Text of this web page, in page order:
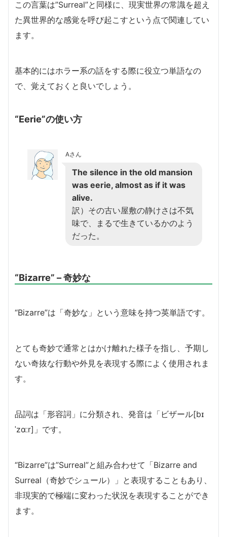
この言葉は”Surreal”と同様に、現実世界の常識を超え
た異世界的な感覚を呼び起こすという点で関連してい
ます。
基本的にはホラー系の話をする際に役立つ単語なの
で、覚えておくと良いでしょう。
“Eerie”の使い方
Aさん
The silence in the old mansion
was eerie, almost as if it was
alive.
訳）その古い屋敷の静けさは不気
味で、まるで生きているかのよう
だった。
“Bizarre” – 奇妙な
“Bizarre”は「奇妙な」という意味を持つ英単語です。
とても奇妙で通常とはかけ離れた様子を指し、予期し
ない奇抜な行動や外見を表現する際によく使用されま
す。
品詞は「形容詞」に分類され、発音は「ビザール[bɪ
ˈzɑːr]」です。
“Bizarre”は”Surreal”と組み合わせて「Bizarre and
Surreal（奇妙でシュール）」と表現することもあり、
非現実的で極端に変わった状況を表現することができ
ます。